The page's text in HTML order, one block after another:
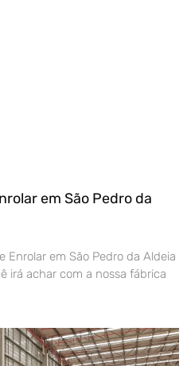
em São Pedro da
Enrolar em São Pedro da Aldeia
irá achar com a nossa fábrica